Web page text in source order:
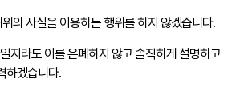
의 사실을 이용하는 행위를 하지 않겠습니다.
지라도 이를 은폐하지 않고 솔직하게 설명하고
하겠습니다.